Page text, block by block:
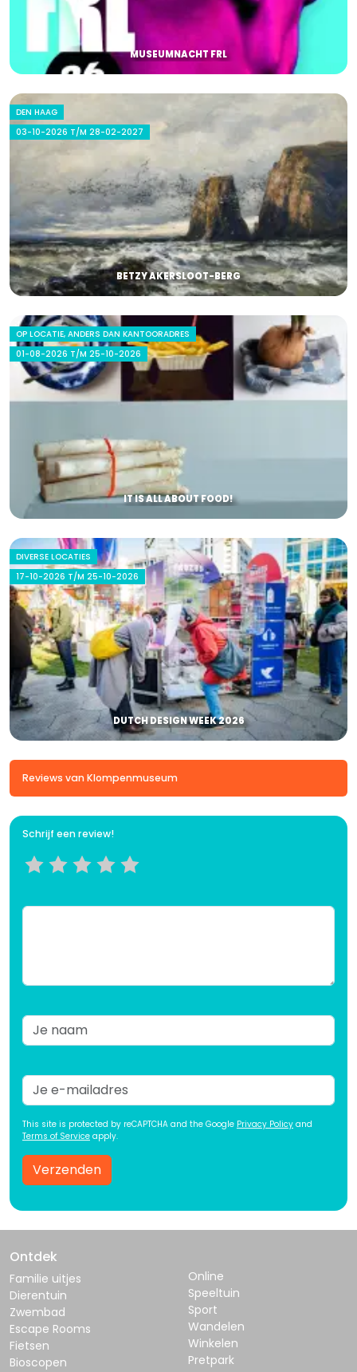
MUSEUMNACHT FRL
DEN HAAG
03-10-2026 T/M 28-02-2027
BETZY AKERSLOOT-BERG
OP LOCATIE, ANDERS DAN KANTOORADRES
01-08-2026 T/M 25-10-2026
IT IS ALL ABOUT FOOD!
DIVERSE LOCATIES
17-10-2026 T/M 25-10-2026
DUTCH DESIGN WEEK 2026
Reviews van Klompenmuseum
Schrijf een review!
This site is protected by reCAPTCHA and the Google Privacy Policy and
Terms of Service apply.
Verzenden
Ontdek
Familie uitjes
Dierentuin
Zwembad
Escape Rooms
Fietsen
Bioscopen
Online
Speeltuin
Sport
Wandelen
Winkelen
Pretpark